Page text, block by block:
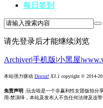
每日签到
请先登录后才能继续浏览
Archiver|手机版|小黑屋|
本站强力驱动 Discuz! X3.1 copyright © 2014-
免责声明 :玩去啦是一个非赢利性女团饭拍分
用-禁演绎，本站及发布人不负任何法律及连